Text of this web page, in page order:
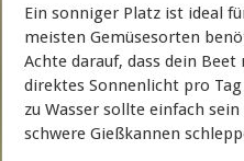
Ein sonniger Platz ist ideal
meisten Gemüsesorten
Achte darauf, dass dein
direktes Sonnenlicht pro
zu Wasser sollte einfach
schwere Gießkannen